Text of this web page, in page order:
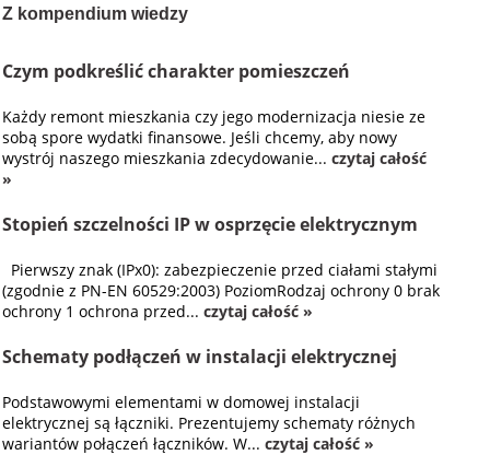
Z kompendium wiedzy
Czym podkreślić charakter pomieszczeń
Każdy remont mieszkania czy jego modernizacja niesie ze
sobą spore wydatki finansowe. Jeśli chcemy, aby nowy
wystrój naszego mieszkania zdecydowanie...czytaj całość
»
Stopień szczelności IP w osprzęcie elektrycznym
Pierwszy znak (IPx0): zabezpieczenie przed ciałami stałymi
(zgodnie z PN-EN 60529:2003) PoziomRodzaj ochrony 0 brak
ochrony 1 ochrona przed...czytaj całość »
Schematy podłączeń w instalacji elektrycznej
Podstawowymi elementami w domowej instalacji
elektrycznej są łączniki. Prezentujemy schematy różnych
wariantów połączeń łączników. W...czytaj całość »